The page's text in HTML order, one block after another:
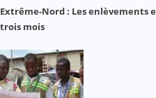
Extrême-Nord : Les enlèvements
trois mois